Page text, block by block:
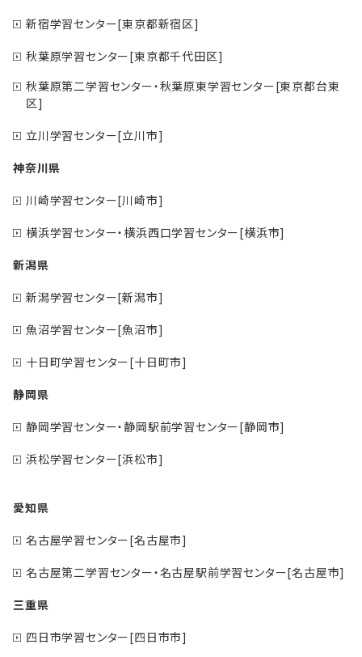
新宿学習センター[東京都新宿区]
秋葉原学習センター[東京都千代田区]
秋葉原第二学習センター・秋葉原東学習センター[東京都台東
区]
立川学習センター[立川市]
神奈川県
川崎学習センター[川崎市]
横浜学習センター・横浜西口学習センター[横浜市]
新潟県
新潟学習センター[新潟市]
魚沼学習センター[魚沼市]
十日町学習センター[十日町市]
静岡県
静岡学習センター・静岡駅前学習センター[静岡市]
浜松学習センター[浜松市]
愛知県
名古屋学習センター[名古屋市]
名古屋第二学習センター・名古屋駅前学習センター[名古屋市]
三重県
四日市学習センター[四日市市]